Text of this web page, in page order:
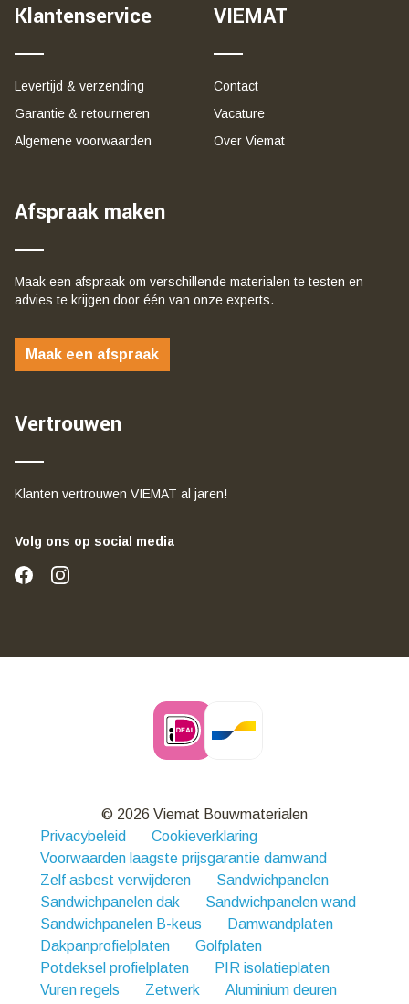
Klantenservice
Levertijd & verzending
Garantie & retourneren
Algemene voorwaarden
VIEMAT
Contact
Vacature
Over Viemat
Afspraak maken
Maak een afspraak om verschillende materialen te testen en
advies te krijgen door één van onze experts.
Maak een afspraak
Vertrouwen
Klanten vertrouwen VIEMAT al jaren!
Volg ons op social media
© 2026 Viemat Bouwmaterialen
Privacybeleid
Cookieverklaring
Voorwaarden laagste prijsgarantie damwand
Zelf asbest verwijderen
Sandwichpanelen
Sandwichpanelen dak
Sandwichpanelen wand
Sandwichpanelen B-keus
Damwandplaten
Dakpanprofielplaten
Golfplaten
Potdeksel profielplaten
PIR isolatieplaten
Vuren regels
Zetwerk Aluminium deuren